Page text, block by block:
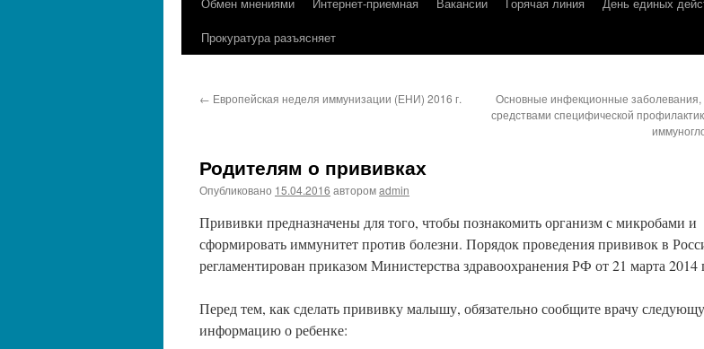
Прокуратура разъясняет
← Европейская неделя иммунизации (ЕНИ) 2016 г.
Основные инфекционные
средствами специфической
Родителям о прививках
Опубликовано 15.04.2016 авторомadmin
Прививки предназначены для того, чтобы познакомить организм с микробами и
сформировать иммунитет против болезни. Порядок проведения прививок в
регламентирован приказом Министерства здравоохранения РФ от 21 марта 2014
Перед тем, как сделать прививку малышу, обязательно сообщите врачу
информацию о ребенке: